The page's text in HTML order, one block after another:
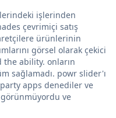
işlerinden
çevrimiçi satış
ürünlerinin
görsel olarak çekici
ability. onların
sağlamadı. powr slider'ı
apps denediler ve
ve